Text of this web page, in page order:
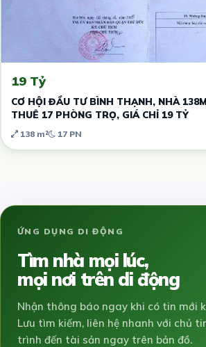
19 Tỷ
CƠ HỘI ĐẦU TƯ BÌNH THẠNH, NHÀ
THUÊ 17 PHÒNG TRỌ, GIÁ CHỈ 19 TỶ
138 m² 17 PN
ỨNG DỤNG DI ĐỘNG
Tìm nhà mọi lúc,
mọi nơi trên di động
Nhận thông báo ngay khi có tin mới
Lưu tìm kiếm, liên hệ nhanh với chủ
trình đến tài sản ngay trên bản đồ.